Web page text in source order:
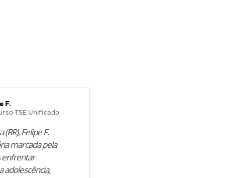
F.
TSE Unificado
(RR), Felipe F.
marcada pela
enfrentar
adolescência,